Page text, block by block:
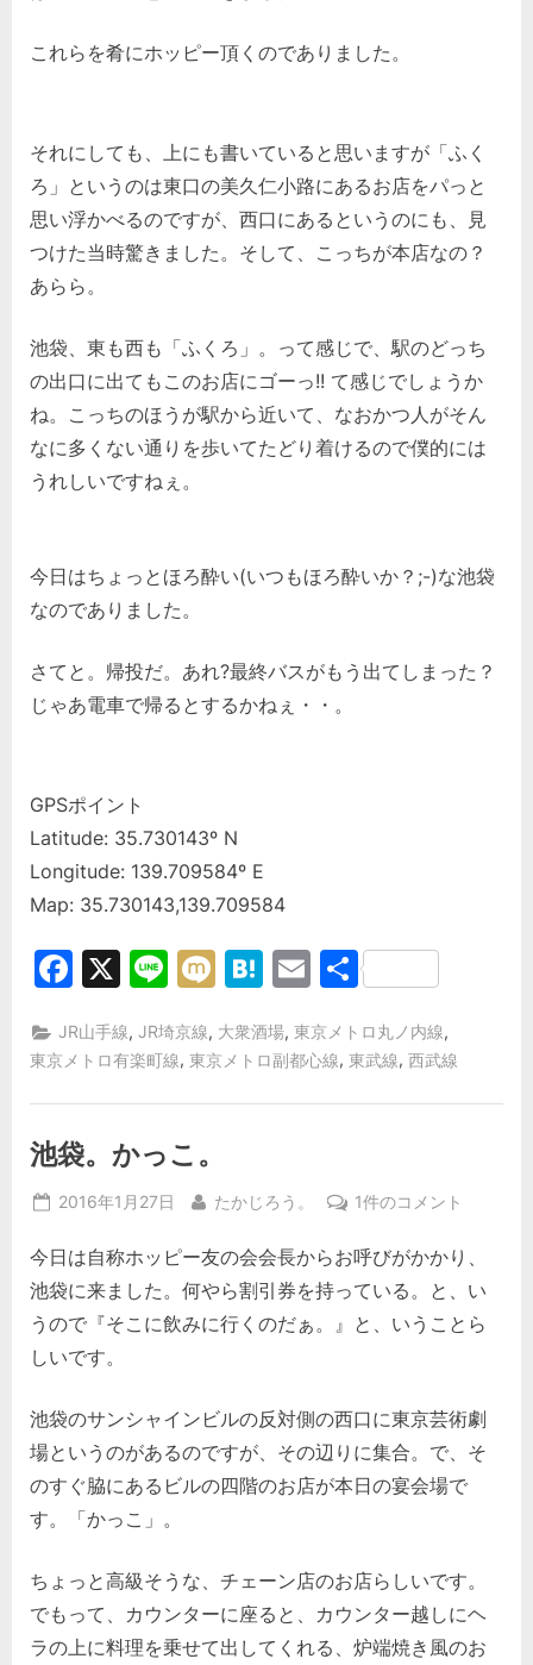
これらを肴にホッピー頂くのでありました。
それにしても、上にも書いていると思いますが「ふく
ろ」というのは東口の美久仁小路にあるお店をパっと
思い浮かべるのですが、西口にあるというのにも、見
つけた当時驚きました。そして、こっちが本店なの？
あらら。
池袋、東も西も「ふくろ」。って感じで、駅のどっち
の出口に出てもこのお店にゴーっ!! て感じでしょうか
ね。こっちのほうが駅から近いて、なおかつ人がそん
なに多くない通りを歩いてたどり着けるので僕的には
うれしいですねぇ。
今日はちょっとほろ酔い(いつもほろ酔いか？;-)な池袋
なのでありました。
さてと。帰投だ。あれ?最終バスがもう出てしまった？
じゃあ電車で帰るとするかねぇ・・。
GPSポイント
Latitude: 35.730143º N
Longitude: 139.709584º E
Map: 35.730143,139.709584
Facebook
X LineMixiHatena
Email
共
JR山手線,JR埼京線, 大衆酒場,東京メトロ丸ノ内線,
東京メトロ有楽町線, 東京メトロ副都心線, 東武線, 西武線
池袋。かっこ。
Posted
2016年1月27日 By
たかじろう。
池
か
っ
へ
1件のコメント
今日は自称ホッピー友の会会長からお呼びがかかり、
池袋に来ました。何やら割引券を持っている。と、い
うので『そこに飲みに行くのだぁ。』と、いうことら
しいです。
池袋のサンシャインビルの反対側の西口に東京芸術劇
場というのがあるのですが、その辺りに集合。で、そ
のすぐ脇にあるビルの四階のお店が本日の宴会場で
す。「かっこ」。
ちょっと高級そうな、チェーン店のお店らしいです。
でもって、カウンターに座ると、カウンター越しにヘ
ラの上に料理を乗せて出してくれる、炉端焼き風のお